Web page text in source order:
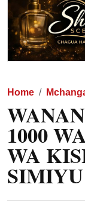
Home
1000
WA
SIMIYU